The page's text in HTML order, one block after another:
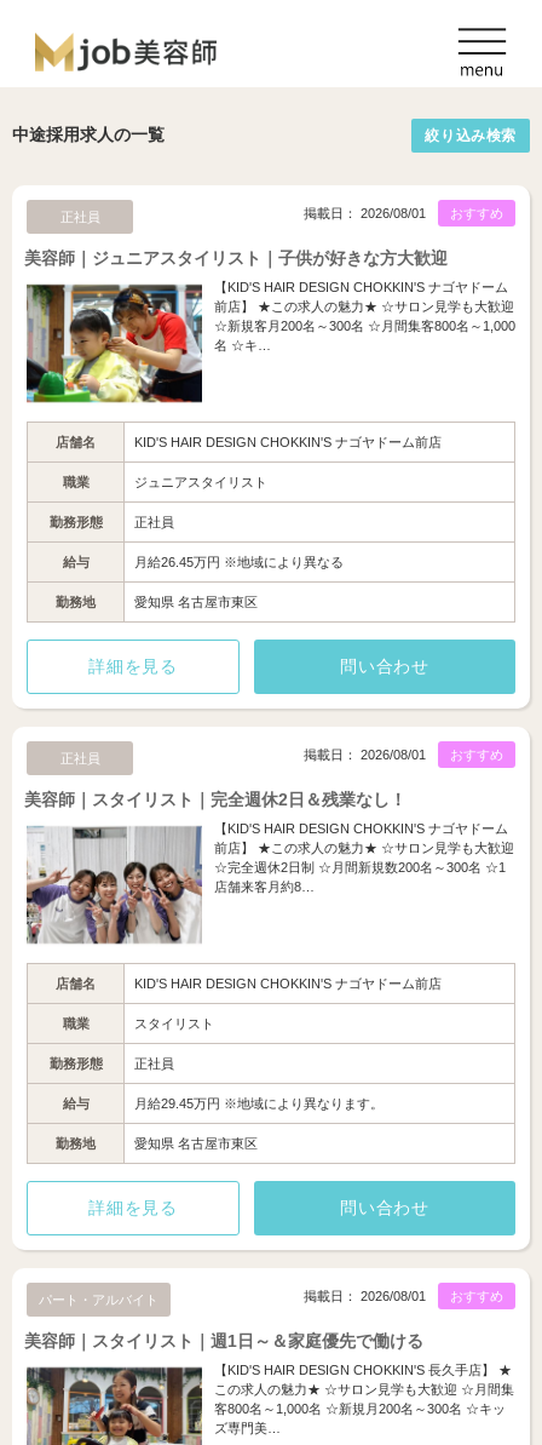
中途採用求人の一覧 絞り込み検索
正社員 おすすめ
掲載日： 2026/08/01
美容師｜ジュニアスタイリスト｜子供が好きな方大歓迎
【KID'S HAIR DESIGN CHOKKIN'S ナゴヤドーム
前店】 ★この求人の魅力★ ☆サロン見学も大歓迎
☆新規客月200名～300名 ☆月間集客800名～1,000
名 ☆キ…
店舗名 KID'S HAIR DESIGN CHOKKIN'S ナゴヤドーム前店
職業 ジュニアスタイリスト
勤務形態 正社員
給与 月給26.45万円 ※地域により異なる
勤務地 愛知県 名古屋市東区
詳細を見る 問い合わせ
正社員 おすすめ
掲載日： 2026/08/01
美容師｜スタイリスト｜完全週休2日＆残業なし！
【KID'S HAIR DESIGN CHOKKIN'S ナゴヤドーム
前店】 ★この求人の魅力★ ☆サロン見学も大歓迎
☆完全週休2日制 ☆月間新規数200名～300名 ☆1
店舗来客月約8…
店舗名 KID'S HAIR DESIGN CHOKKIN'S ナゴヤドーム前店
職業 スタイリスト
勤務形態 正社員
給与 月給29.45万円 ※地域により異なります。
勤務地 愛知県 名古屋市東区
詳細を見る 問い合わせ
パート・アルバイト おすすめ
掲載日： 2026/08/01
美容師｜スタイリスト｜週1日～＆家庭優先で働ける
【KID'S HAIR DESIGN CHOKKIN'S 長久手店】 ★
この求人の魅力★ ☆サロン見学も大歓迎 ☆月間集
客800名～1,000名 ☆新規月200名～300名 ☆キッ
ズ専門美…